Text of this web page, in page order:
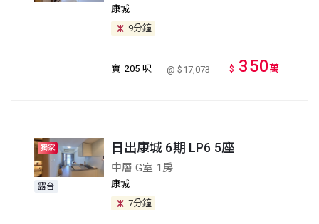
康城
9分鐘
實 205 呎 @ $17,073 $ 350萬
獨家
露台
日出康城 6期 LP6 5座
中層 G室 1房
康城
7分鐘